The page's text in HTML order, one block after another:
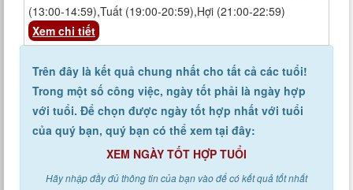
(13:00-14:59),Tuất (19:00-20:59),Hợi (21:00-22:59)
Xem chi tiết
Trên đây là kết quả chung nhất cho tất cả các tuổi!
Trong một số công việc, ngày tốt phải là ngày hợp
với tuổi. Để chọn được ngày tốt hợp nhất với tuổi
của quý bạn, quý bạn có thể xem tại đây:
XEM NGÀY TỐT HỢP TUỔI
Hãy nhập đầy đủ thông tin của bạn vào để có kết quả tốt nhất